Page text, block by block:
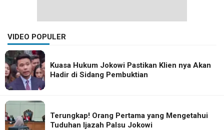
VIDEO POPULER
Kuasa Hukum Jokowi Pastikan Klien nya Akan
Hadir di Sidang Pembuktian
Terungkap! Orang Pertama yang Mengetahui
Tuduhan Ijazah Palsu Jokowi